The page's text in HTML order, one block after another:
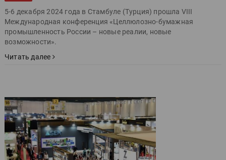
5-6 декабря 2024 года в Стамбуле (Турция) прошла VIII
Международная конференция «Целлюлозно-бумажная
промышленность России – новые реалии, новые
возможности».
Читать далее